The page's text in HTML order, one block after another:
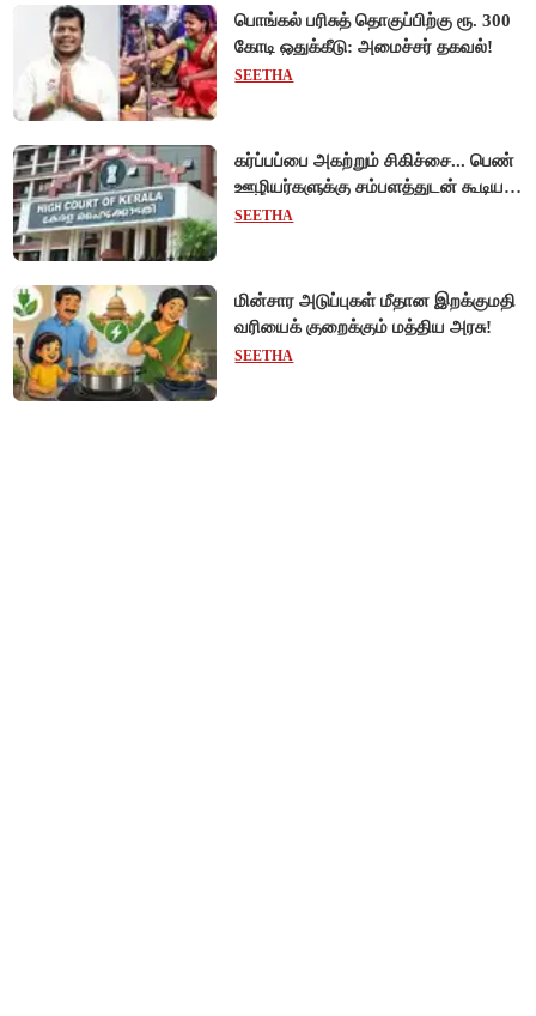
பொங்கல் பரிசுத் தொகுப்பிற்கு ரூ. 300
கோடி ஒதுக்கீடு: அமைச்சர் தகவல்!
SEETHA
கர்ப்பப்பை அகற்றும் சிகிச்சை... பெண்
ஊழியர்களுக்கு சம்பளத்துடன் கூடிய
விடுப்பு - உயர்நீதிமன்றம் அதிரடி
SEETHA
மின்சார அடுப்புகள் மீதான இறக்குமதி
வரியைக் குறைக்கும் மத்திய அரசு!
SEETHA